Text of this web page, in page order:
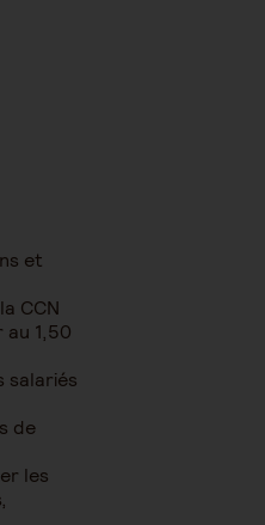
et
CCN
au 1,50
salariés
de
les